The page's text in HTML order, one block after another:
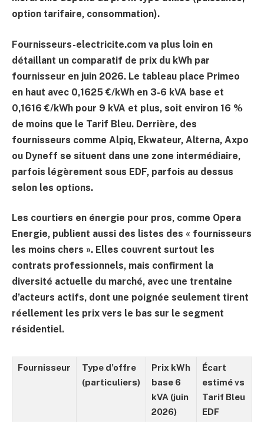
option tarifaire, consommation).
Fournisseurs-electricite.com va plus loin en
détaillant un comparatif de prix du kWh par
fournisseur en juin 2026. Le tableau place Primeo
en haut avec 0,1625 €/kWh en 3-6 kVA base et
0,1616 €/kWh pour 9 kVA et plus, soit environ 16 %
de moins que le Tarif Bleu. Derrière, des
fournisseurs comme Alpiq, Ekwateur, Alterna, Axpo
ou Dyneff se situent dans une zone intermédiaire,
parfois légèrement sous EDF, parfois au dessus
selon les options.
Les courtiers en énergie pour pros, comme Opera
Energie, publient aussi des listes des « fournisseurs
les moins chers ». Elles couvrent surtout les
contrats professionnels, mais confirment la
diversité actuelle du marché, avec une trentaine
d’acteurs actifs, dont une poignée seulement tirent
réellement les prix vers le bas sur le segment
résidentiel.
Fournisseur
Type d’offre
(particuliers)
Prix kWh
base 6
kVA (juin
2026)
Écart
estimé vs
Tarif Bleu
EDF